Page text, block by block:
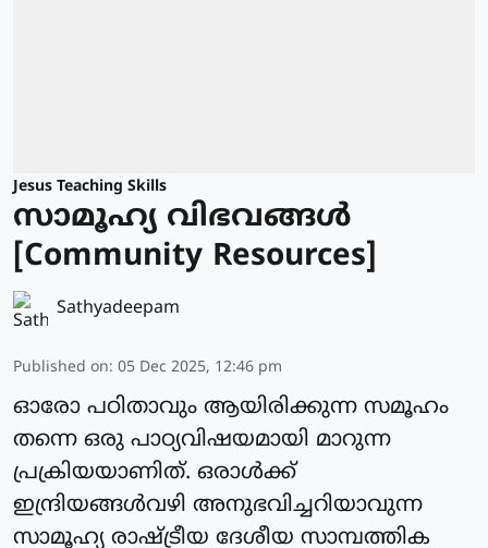
Jesus Teaching Skills
സാമൂഹ്യ വിഭവങ്ങൾ
[Community Resources]
Sathyadeepam
Published on: 05 Dec 2025, 12:46 pm
ഓരോ പഠിതാവും ആയിരിക്കുന്ന സമൂഹം
തന്നെ ഒരു പാഠ്യവിഷയമായി മാറുന്ന
പ്രക്രിയയാണിത്. ഒരാൾക്ക്
ഇന്ദ്രിയങ്ങൾവഴി അനുഭവിച്ചറിയാവുന്ന
സാമൂഹ്യ രാഷ്ട്രീയ ദേശീയ സാമ്പത്തിക